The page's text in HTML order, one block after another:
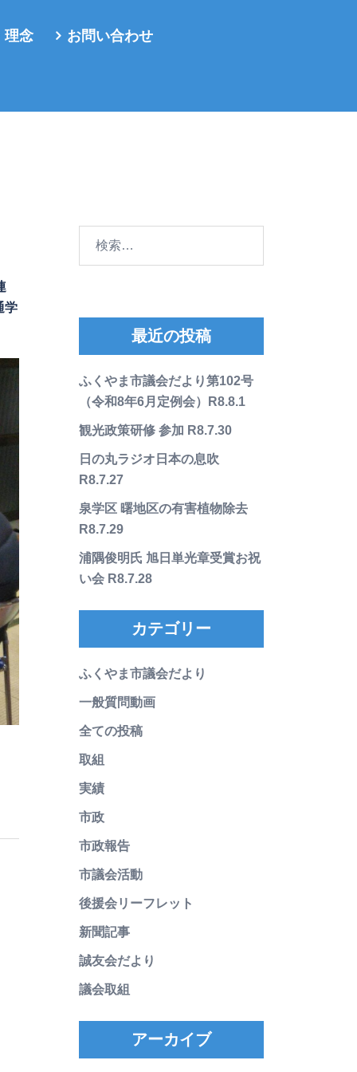
理念 お問い合わせ
学
最近の投稿
ふくやま市議会だより第102号
（令和8年6月定例会）R8.8.1
観光政策研修 参加 R8.7.30
日の丸ラジオ日本の息吹
R8.7.27
泉学区 曙地区の有害植物除去
R8.7.29
浦隅俊明氏 旭日単光章受賞お祝
い会 R8.7.28
カテゴリー
ふくやま市議会だより
一般質問動画
全ての投稿
取組
実績
市政
市政報告
市議会活動
後援会リーフレット
新聞記事
誠友会だより
議会取組
アーカイブ